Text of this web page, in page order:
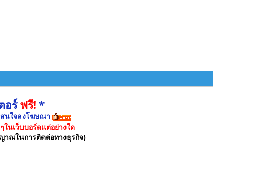
อร์ฟรี! *
สนใจลงโฆษณา
นเว็บบอร์ดแต่อย่างใด
าณในการติดต่อทางธุรกิจ)